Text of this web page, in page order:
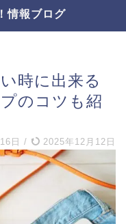
情報ブログ
時に出来る
のコツも紹
日 / 2025年12月12日